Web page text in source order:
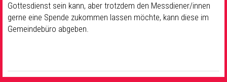
Seelsorge & Kontakt
Gottesdienst sein kann, aber trotzdem den Messdiener/innen
gerne eine Spende zukommen lassen möchte, kann diese im
Gemeindebüro abgeben.